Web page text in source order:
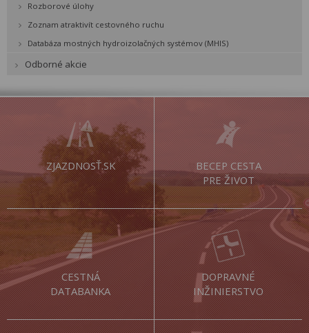
Rozborové úlohy
Zoznam atraktivít cestovného ruchu
Databáza mostných hydroizolačných systémov (MHIS)
Odborné akcie
ZJAZDNOSŤ.SK
BECEP CESTA
PRE ŽIVOT
CESTNÁ
DATABANKA
DOPRAVNÉ
INŽINIERSTVO